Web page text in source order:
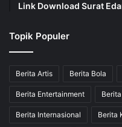
Link Download Surat
Topik Populer
Berita Artis Berita Bola
Berita Entertainment
Berita Internasional Berita